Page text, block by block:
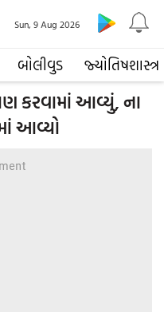
બોલીવુડ જ્યોતિષશાસ્ત્ર
Sun, 9 Aug 2026
કરવામાં આવ્યું, ના
આવ્યો